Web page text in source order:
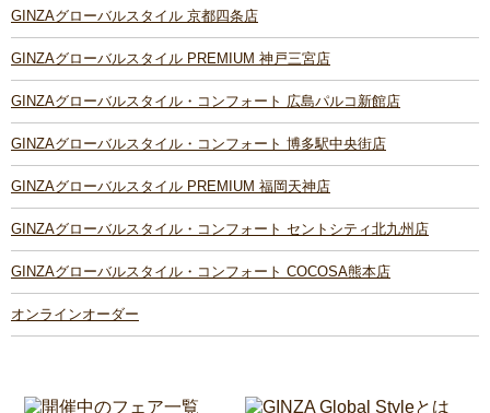
GINZAグローバルスタイル 京都四条店
GINZAグローバルスタイル PREMIUM 神戸三宮店
GINZAグローバルスタイル・コンフォート 広島パルコ新館店
GINZAグローバルスタイル・コンフォート 博多駅中央街店
GINZAグローバルスタイル PREMIUM 福岡天神店
GINZAグローバルスタイル・コンフォート セントシティ北九州店
GINZAグローバルスタイル・コンフォート COCOSA熊本店
オンラインオーダー